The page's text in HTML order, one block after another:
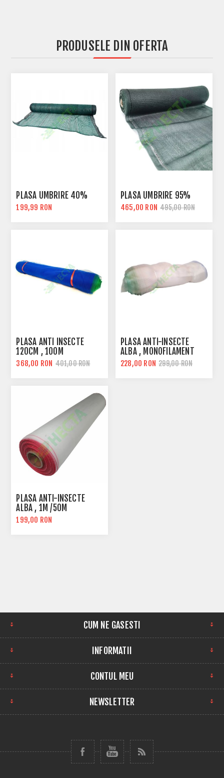
PRODUSELE DIN OFERTA
PLASA UMBRIRE 40%
199,99 RON
PLASA UMBRIRE 95%
465,00 RON 495,00 RON
PLASA ANTI INSECTE
120CM , 100M
368,00 RON 401,00 RON
PLASA ANTI-INSECTE
ALBA , MONOFILAMENT
228,00 RON 299,00 RON
PLASA ANTI-INSECTE
ALBA , 1M /50M
199,00 RON
CUM NE GASESTI
INFORMATII
CONTUL MEU
NEWSLETTER